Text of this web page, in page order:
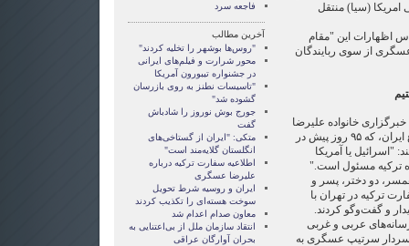
(سیا) منتقل
اظهارات این "مقام
از سوی ربایندگان
خانواده علیرضا
عسگری، معاون وزیر سابق دفاع ایران، که ۹۵ روز پیش در
"اسرائیل یا آمریکا
ترکیه مسئول است."
دو دختر، پسر و
ترکیه در تهران با
و گفت‌وگو کردند.
عربی و غربی
سردار سرتیپ عسگری به
فاجعه سرد
آخرین مطالب
"روس‌ها بوشهر را تخلیه کردند"
محور شرارت و فیلم‌های ایرانی
در جشنواره تیبورون آمریکا
"تاسیسات نطنز به روی بازرسان
گشوده شد"
جورج بوش نوروز را شادباش
گفت
متکی: "ایران از گستاخی‌های
انگلستان گلایه‌مند است"
اطلاعیه سفارت ترکیه درباره
علیرضا عسگری
ایران و روسیه شرط تحویل
سوخت هسته‌ای را تکذیب کردند
معاون صدام اعدام شد
انتقاد سازمان ملل از بی‌اعتنایی به
بحران آوارگان عراقی